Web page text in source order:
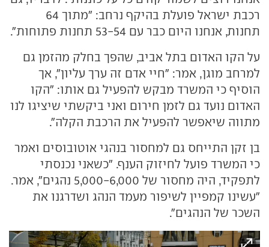
רכבת ישראל פועלת בהיקף נרחב: "מתוך 64
תחנות, אנחנו היום כבר עם 53-54 תחנות פתוחות".
על הקו האדום בתל אביב, שהפך בחלק מהזמן גם
למרחב מוגן, אמר: "חיי אדם זה ערך עליון", אך
הוסיף כי המשרד מבקש להפעיל גם אותו: "הקו
האדום נועד גם לזמן חירום ואני ביקשתי שיציגו לנו
מתווה שיאפשר להפעיל את הרכבת הקלה".
בן זקן התייחס גם למחסור בנהגי אוטובוסים ואמר
כי המשרד פועל לחיזוק הענף. "כשאני נכנסתי
לתפקיד, היה מחסור של 5,000-6,000 נהגים", אמר.
"עשינו קמפיין לשיפור מעמד הנהג ושדרגנו את
השכר של הנהגים".